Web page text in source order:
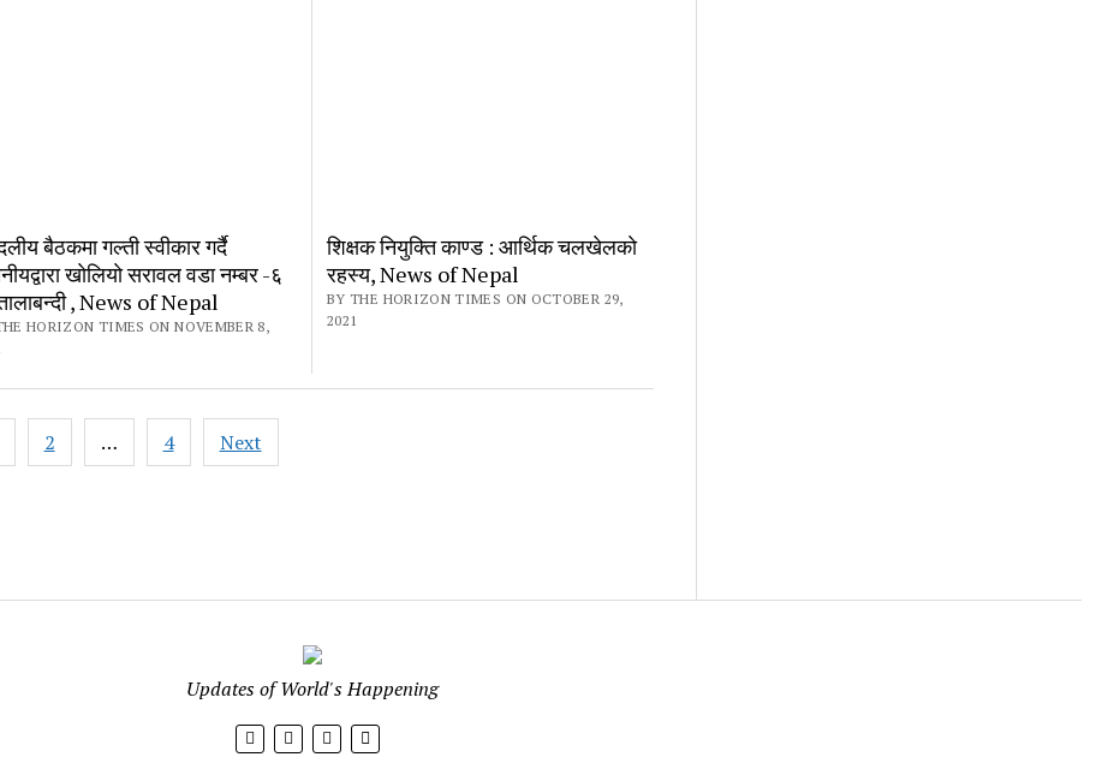
बैठकमा गल्ती स्वीकार गर्दै
खाेलियाे सरावल वडा नम्बर -६
, News of Nepal
HORIZON TIMES ON NOVEMBER 8,
शिक्षक नियुक्ति काण्ड : आर्थिक चलखेलकाे
रहस्य, News of Nepal
BY THE HORIZON TIMES ON OCTOBER 29,
2021
2 … 4 Next
The
Horizon
Times
Updates of World's Happening